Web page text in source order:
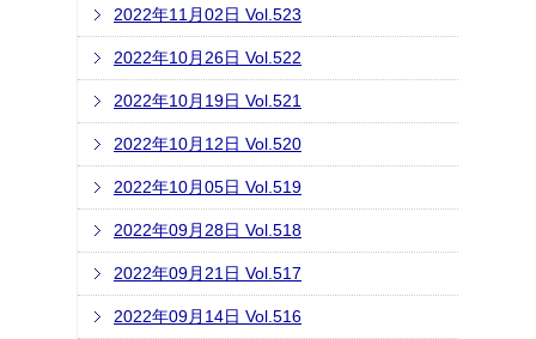
2022年11月02日 Vol.523
2022年10月26日 Vol.522
2022年10月19日 Vol.521
2022年10月12日 Vol.520
2022年10月05日 Vol.519
2022年09月28日 Vol.518
2022年09月21日 Vol.517
2022年09月14日 Vol.516